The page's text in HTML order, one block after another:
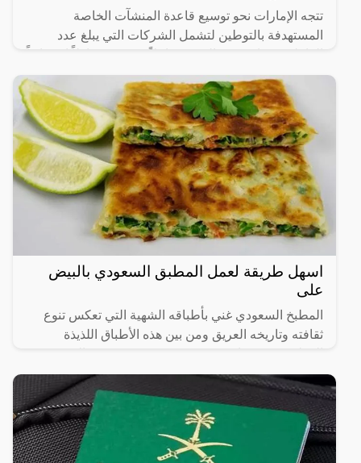
تتجه الإمارات نحو توسيع قاعدة المنشآت الخاصة
المستهدفة بالتوطين لتشمل الشركات التي يبلغ عدد
رئيساً تم
اسهل طريقة لعمل المطبق السعودي بالبيض
على
المطبخ السعودي غني بأطباقه الشهية التي تعكس تنوع
ثقافته وتاريخه العريق ومن بين هذه الأطباق اللذيذة
واللحم المفروم